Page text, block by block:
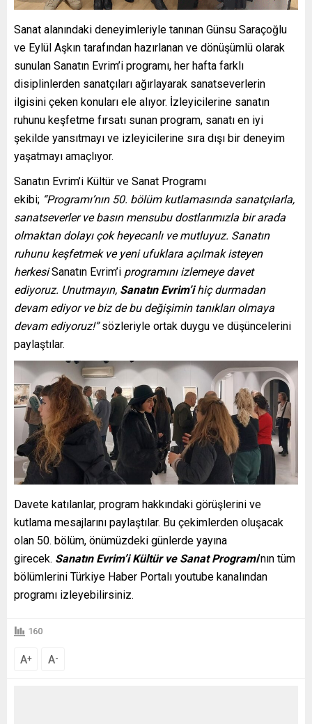
Sanat alanındaki deneyimleriyle tanınan Günsu Saraçoğlu
ve Eylül Aşkın tarafından hazırlanan ve dönüşümlü olarak
sunulan Sanatın Evrim’i programı, her hafta farklı
disiplinlerden sanatçıları ağırlayarak sanatseverlerin
ilgisini çeken konuları ele alıyor. İzleyicilerine sanatın
ruhunu keşfetme fırsatı sunan program, sanatı en iyi
şekilde yansıtmayı ve izleyicilerine sıra dışı bir deneyim
yaşatmayı amaçlıyor.
Sanatın Evrim’i Kültür ve Sanat Programı
ekibi; “Programı’nın 50. bölüm kutlamasında sanatçılarla,
sanatseverler ve basın mensubu dostlarımızla bir arada
olmaktan dolayı çok heyecanlı ve mutluyuz. Sanatın
ruhunu keşfetmek ve yeni ufuklara açılmak isteyen
herkesiSanatın Evrim’i programını izlemeye davet
ediyoruz. Unutmayın, Sanatın Evrim’ihiç durmadan
devam ediyor ve biz de bu değişimin tanıkları olmaya
devam ediyoruz!”sözleriyle ortak duygu ve düşüncelerini
paylaştılar.
Davete katılanlar, program hakkındaki görüşlerini ve
kutlama mesajlarını paylaştılar. Bu çekimlerden oluşacak
olan 50. bölüm, önümüzdeki günlerde yayına
girecek. Sanatın Evrim’i Kültür ve Sanat Programı’nın tüm
bölümlerini Türkiye Haber Portalı youtube kanalından
programı izleyebilirsiniz.
160
A+ A-